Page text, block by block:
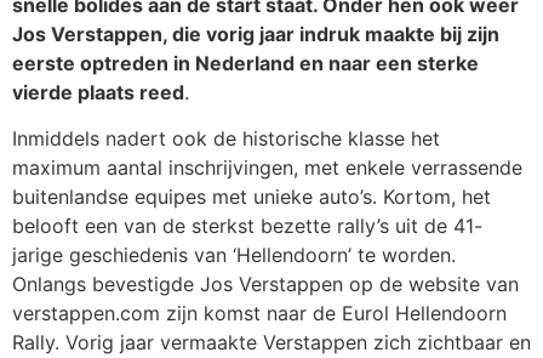
snelle bolides aan de start staat. Onder hen ook weer
Jos Verstappen, die vorig jaar indruk maakte bij zijn
eerste optreden in Nederland en naar een sterke
vierde plaats reed.
Inmiddels nadert ook de historische klasse het
maximum aantal inschrijvingen, met enkele verrassende
buitenlandse equipes met unieke auto’s. Kortom, het
belooft een van de sterkst bezette rally’s uit de 41-
jarige geschiedenis van ‘Hellendoorn’ te worden.
Onlangs bevestigde Jos Verstappen op de website van
verstappen.com zijn komst naar de Eurol Hellendoorn
Rally. Vorig jaar vermaakte Verstappen zich zichtbaar en